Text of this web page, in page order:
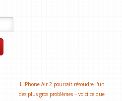
L'iPhone Air 2 pourrait résoudre l'un
des plus gros problèmes – voici ce que